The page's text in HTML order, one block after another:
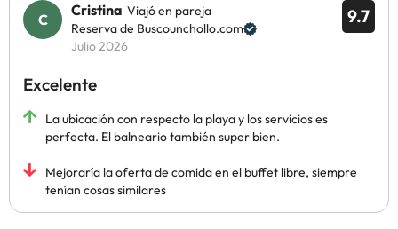
9.7
Cristina Viajó en pareja
Reserva de Buscounchollo.com
Julio 2026
Excelente
La ubicación con respecto la playa y los servicios es
perfecta. El balneario también super bien.
Mejoraría la oferta de comida en el buffet libre, siempre
tenían cosas similares